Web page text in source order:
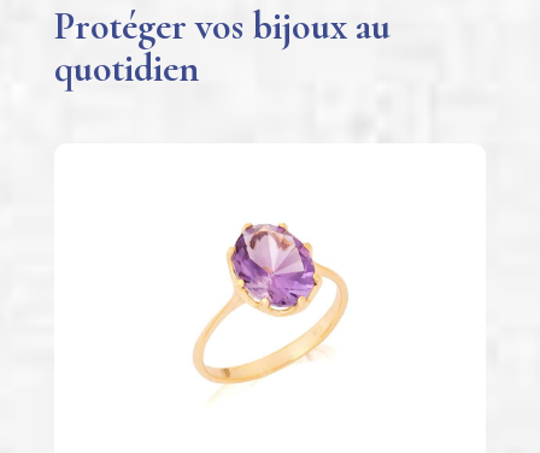
Protéger vos bijoux au
quotidien